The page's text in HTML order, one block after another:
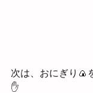
次は、おにぎり🍙
✋